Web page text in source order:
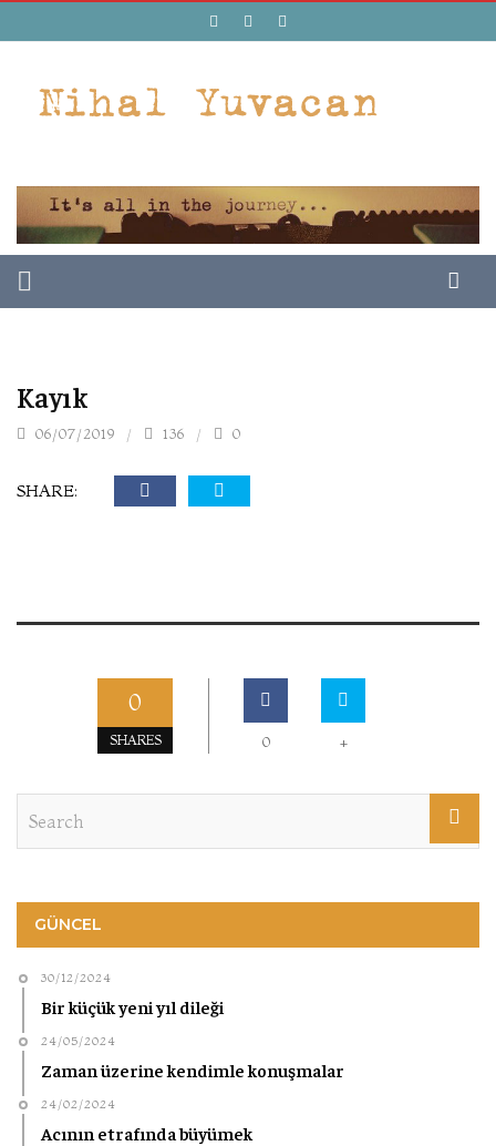
Kayık
06/07/2019 136 0
SHARE:
0
SHARES 0 +
GÜNCEL
30/12/2024
Bir küçük yeni yıl dileği
24/05/2024
Zaman üzerine kendimle konuşmalar
24/02/2024
Acının etrafında büyümek